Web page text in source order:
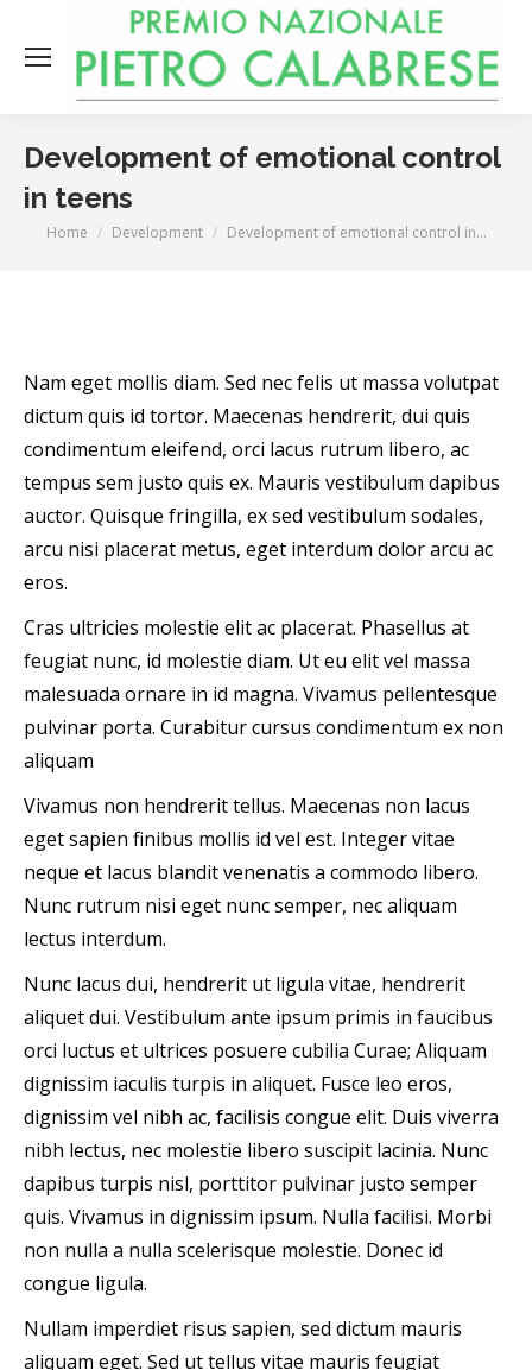
Development of emotional control
in teens
You are here:
Home Development Development of emotional control in…
Nam eget mollis diam. Sed nec felis ut massa volutpat
dictum quis id tortor. Maecenas hendrerit, dui quis
condimentum eleifend, orci lacus rutrum libero, ac
tempus sem justo quis ex. Mauris vestibulum dapibus
auctor. Quisque fringilla, ex sed vestibulum sodales,
arcu nisi placerat metus, eget interdum dolor arcu ac
eros.
Cras ultricies molestie elit ac placerat. Phasellus at
feugiat nunc, id molestie diam. Ut eu elit vel massa
malesuada ornare in id magna. Vivamus pellentesque
pulvinar porta. Curabitur cursus condimentum ex non
aliquam
Vivamus non hendrerit tellus. Maecenas non lacus
eget sapien finibus mollis id vel est. Integer vitae
neque et lacus blandit venenatis a commodo libero.
Nunc rutrum nisi eget nunc semper, nec aliquam
lectus interdum.
Nunc lacus dui, hendrerit ut ligula vitae, hendrerit
aliquet dui. Vestibulum ante ipsum primis in faucibus
orci luctus et ultrices posuere cubilia Curae; Aliquam
dignissim iaculis turpis in aliquet. Fusce leo eros,
dignissim vel nibh ac, facilisis congue elit. Duis viverra
nibh lectus, nec molestie libero suscipit lacinia. Nunc
dapibus turpis nisl, porttitor pulvinar justo semper
quis. Vivamus in dignissim ipsum. Nulla facilisi. Morbi
non nulla a nulla scelerisque molestie. Donec id
congue ligula.
Nullam imperdiet risus sapien, sed dictum mauris
aliquam eget. Sed ut tellus vitae mauris feugiat